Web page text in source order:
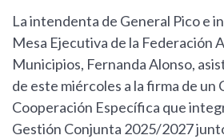
La intendenta de General Pico e
Mesa Ejecutiva de la Federación
Municipios, Fernanda Alonso,
de este miércoles a la firma de un
Cooperación Específica que
Gestión Conjunta 2025/2027